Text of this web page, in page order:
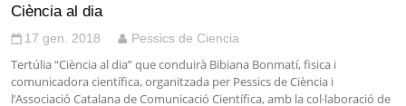
Ciència al dia
17 gen. 2018 Pessics de Ciencia
Tertúlia “Ciència al dia” que conduirà Bibiana Bonmatí, fisica i
comunicadora científica, organitzada per Pessics de Ciència i
l’Associació Catalana de Comunicació Científica, amb la col·laboració de